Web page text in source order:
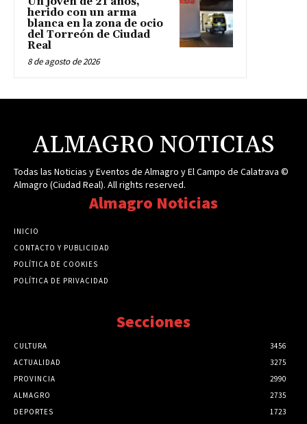
herido con un arma
blanca en la zona de ocio
del Torreón de Ciudad
Real
8 de agosto de 2026
ALMAGRO NOTICIAS
Todas las Noticias y Eventos de Almagro y El Campo de Calatrava ©
Almagro (Ciudad Real). All rights reserved.
Almagro Noticias
INICIO
CONTACTO Y PUBLICIDAD
POLÍTICA DE COOKIES
POLÍTICA DE PRIVACIDAD
Secciones
CULTURA
3456
ACTUALIDAD
3275
PROVINCIA
2990
ALMAGRO
2735
DEPORTES
1723